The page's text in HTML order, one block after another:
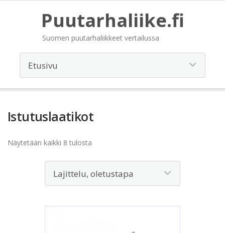
Puutarhaliike.fi
Suomen puutarhaliikkeet vertailussa
Istutuslaatikot
Näytetään kaikki 8 tulosta